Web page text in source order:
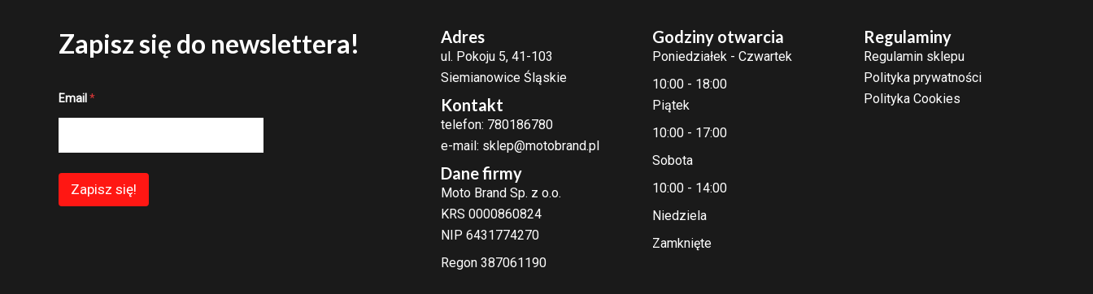
Zapisz się do newslettera!
m
E
l
Email *
Zapisz się!
Adres
ul. Pokoju 5, 41-103
Siemianowice Śląskie
Kontakt
telefon: 780186780
e-mail: sklep@motobrand.pl
Dane firmy
Moto Brand Sp. z o.o.
KRS 0000860824
NIP 6431774270
Regon 387061190
Godziny otwarcia
Poniedziałek - Czwartek
10:00 - 18:00
Piątek
10:00 - 17:00
Sobota
10:00 - 14:00
Niedziela
Zamknięte
Regulaminy
Regulamin sklepu
Polityka prywatności
Polityka Cookies